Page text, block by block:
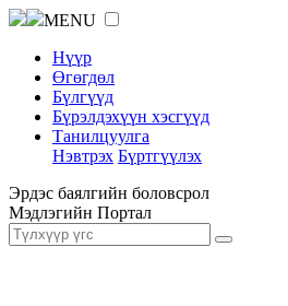
MENU
Нүүр
Өгөгдөл
Бүлгүүд
Бүрэлдэхүүн хэсгүүд
Танилцуулга
Нэвтрэх Бүртгүүлэх
Эрдэс баялгийн боловсрол
Мэдлэгийн Портал